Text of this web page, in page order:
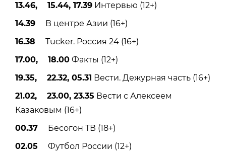
13.46, 15.44, 17.39 Интервью (12+)
14.39 В центре Азии (16+)
16.38 Tucker. Россия 24 (16+)
17.00, 18.00 Факты (12+)
19.35, 22.32, 05.31 Вести. Дежурная часть (16+)
21.02, 23.00, 23.35 Вести с Алексеем
Казаковым (16+)
00.37 Бесогон ТВ (18+)
02.05 Футбол России (12+)